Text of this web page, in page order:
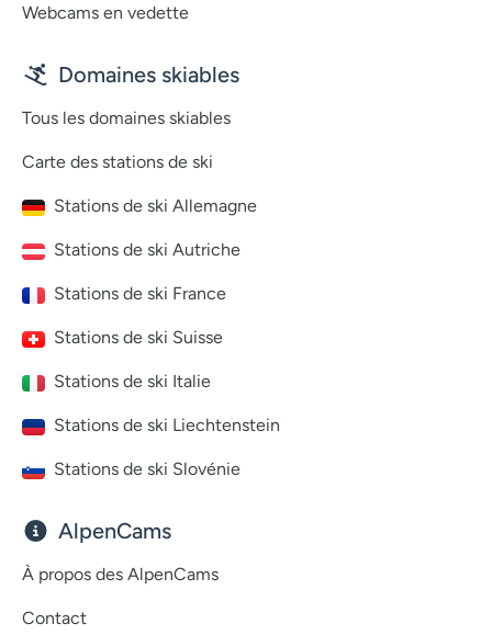
Webcams en vedette
Domaines skiables
Tous les domaines skiables
Carte des stations de ski
Stations de ski Allemagne
Stations de ski Autriche
Stations de ski France
Stations de ski Suisse
Stations de ski Italie
Stations de ski Liechtenstein
Stations de ski Slovénie
AlpenCams
À propos des AlpenCams
Contact